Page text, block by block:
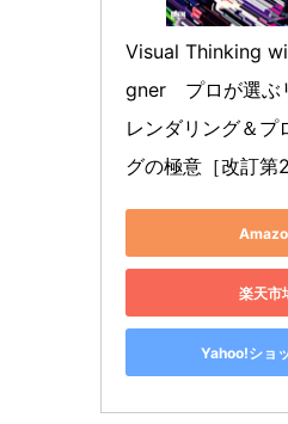
Visual Thinking
gner　プロが選ぶ
レンダリング＆プ
グの極意［改訂第2
楽天市
Yahoo!ショ